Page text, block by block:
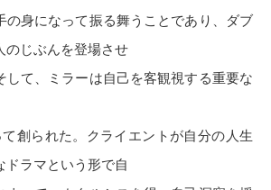
の身になって振る舞うことであり、ダブ
のじぶんを登場させ
して、ミラーは自己を客観視する重要な
創られた。クライエントが自分の人生
ドラマという形で自